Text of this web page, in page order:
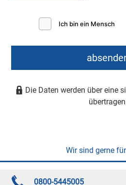
Die Daten werden über eine
Wir sind gerne
0800-5445005